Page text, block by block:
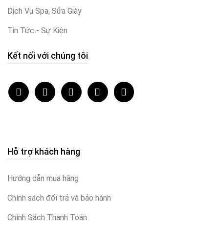
Dịch Vụ Spa, Sửa Giày
Tin Tức - Sự Kiện
Kết nối với chúng tôi
Hỗ trợ khách hàng
Hướng dẫn mua hàng
Chính sách đổi trả và bảo hành
Chính Sách Thanh Toán